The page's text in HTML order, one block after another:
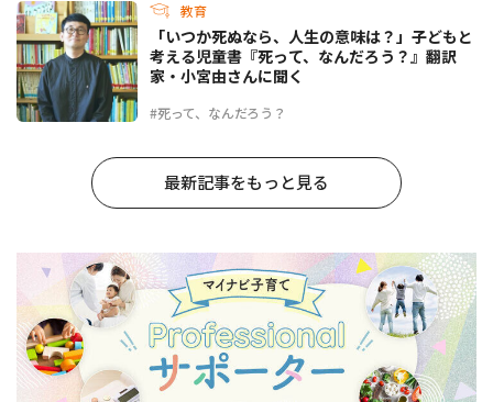
教育
#死って、なんだろう？
「いつか死ぬなら、人生の意味は？」子どもと
考える児童書『死って、なんだろう？』翻訳
家・小宮由さんに聞く
最新記事をもっと見る